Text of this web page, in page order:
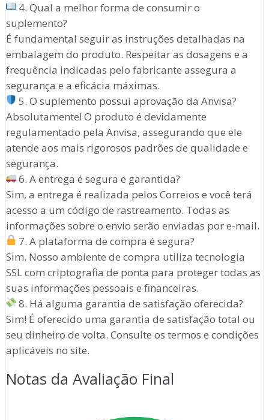
4. Qual a melhor forma de consumir o
suplemento?
É fundamental seguir as instruções detalhadas na
embalagem do produto. Respeitar as dosagens e a
frequência indicadas pelo fabricante assegura a
segurança e a eficácia máximas.
5. O suplemento possui aprovação da Anvisa?
Absolutamente! O produto é devidamente
regulamentado pela Anvisa, assegurando que ele
atende aos mais rigorosos padrões de qualidade e
segurança.
6. A entrega é segura e garantida?
Sim, a entrega é realizada pelos Correios e você terá
acesso a um código de rastreamento. Todas as
informações sobre o envio serão enviadas por e-mail.
7. A plataforma de compra é segura?
Sim. Nosso ambiente de compra utiliza tecnologia
SSL com criptografia de ponta para proteger todas as
suas informações pessoais e financeiras.
8. Há alguma garantia de satisfação oferecida?
Sim! É oferecido uma garantia de satisfação total ou
seu dinheiro de volta. Consulte os termos e condições
aplicáveis no site.
Notas da Avaliação Final